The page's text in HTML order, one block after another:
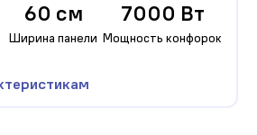
60 см
Ширина панели
7000 Вт
Мощность конфорок